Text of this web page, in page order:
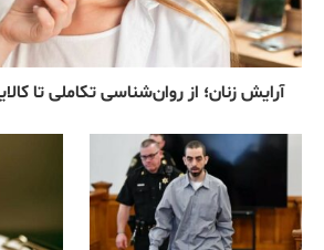
آرایش زنان؛ از روان‌شناسی تکاملی تا